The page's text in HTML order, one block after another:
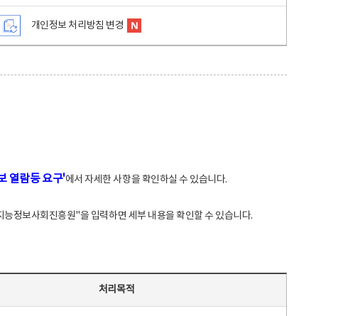
개인정보 처리방침 변경
열람등 요구'에서 자세한 사항을 확인하실 수 있습니다.
정보사회진흥원"을 입력하면 세부 내용을 확인할 수 있습니다.
처리목적